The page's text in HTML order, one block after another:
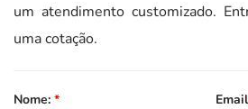
um atendimento customizado.
uma cotação.
Nome: *